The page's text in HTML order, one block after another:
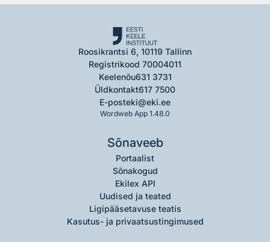
Roosikrantsi 6, 10119 Tallinn
Registrikood 70004011
Keelenõu631 3731
Üldkontakt617 7500
E-posteki@eki.ee
Wordweb App 1.48.0
Sõnaveeb
Portaalist
Sõnakogud
Ekilex API
Uudised ja teated
Ligipääsetavuse teatis
Kasutus- ja privaatsustingimused